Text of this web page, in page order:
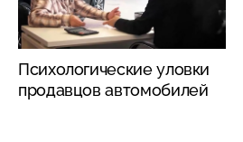
Психологические уловки
продавцов автомобилей